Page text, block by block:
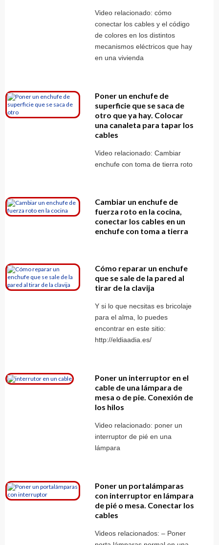
Video relacionado: cómo
conectar los cables y el código
de colores en los distintos
mecanismos eléctricos que hay
en una vivienda
Poner un enchufe de
superficie que se saca de
otro que ya hay. Colocar
una canaleta para tapar los
cables
Video relacionado: Cambiar
enchufe con toma de tierra roto
Cambiar un enchufe de
fuerza roto en la cocina,
conectar los cables en un
enchufe con toma a tierra
Cómo reparar un enchufe
que se sale de la pared al
tirar de la clavija
Y si lo que necsitas es bricolaje
para el alma, lo puedes
encontrar en este sitio:
http://eldiaadia.es/
Poner un interruptor en el
cable de una lámpara de
mesa o de pie. Conexión de
los hilos
Video relacionado: poner un
interruptor de pié en una
lámpara
Poner un portalámparas
con interruptor en lámpara
de pié o mesa. Conectar los
cables
Videos relacionados: – Poner